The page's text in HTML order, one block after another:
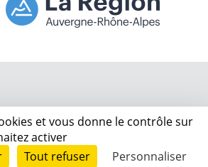
et vous donne le contrôle sur
activer
Tout refuser Personnaliser